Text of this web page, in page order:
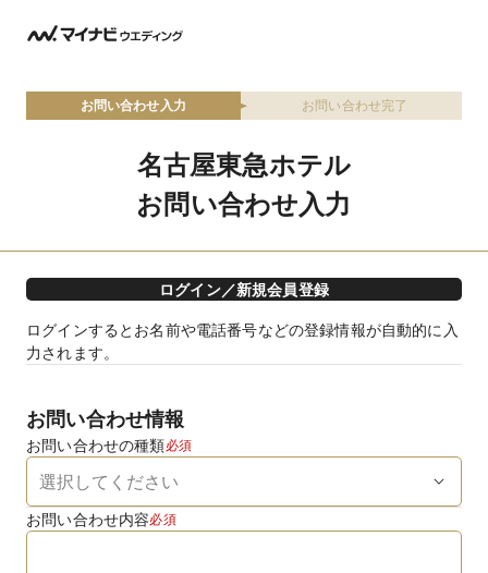
お問い合わせ入力 お問い合わせ完了
名古屋東急ホテル
お問い合わせ入力
ログイン／新規会員登録
ログインするとお名前や電話番号などの登録情報が自動的に入
力されます。
お問い合わせ情報
お問い合わせの種類必須
お問い合わせ内容必須